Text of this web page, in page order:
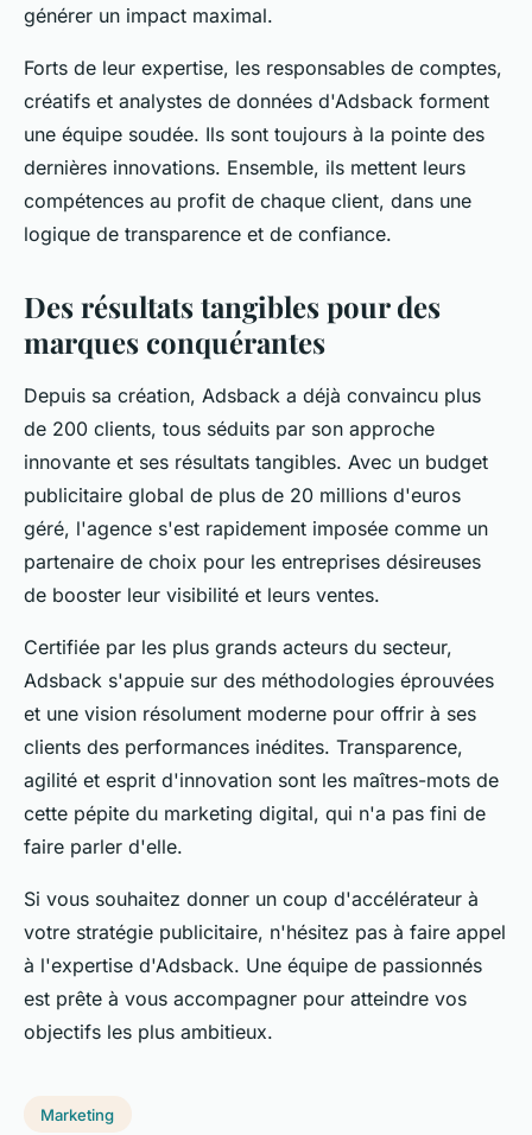
générer un impact maximal.
Forts de leur expertise, les responsables de comptes,
créatifs et analystes de données d'Adsback forment
une équipe soudée. Ils sont toujours à la pointe des
dernières innovations. Ensemble, ils mettent leurs
compétences au profit de chaque client, dans une
logique de transparence et de confiance.
Des résultats tangibles pour des
marques conquérantes
Depuis sa création, Adsback a déjà convaincu plus
de 200 clients, tous séduits par son approche
innovante et ses résultats tangibles. Avec un budget
publicitaire global de plus de 20 millions d'euros
géré, l'agence s'est rapidement imposée comme un
partenaire de choix pour les entreprises désireuses
de booster leur visibilité et leurs ventes.
Certifiée par les plus grands acteurs du secteur,
Adsback s'appuie sur des méthodologies éprouvées
et une vision résolument moderne pour offrir à ses
clients des performances inédites. Transparence,
agilité et esprit d'innovation sont les maîtres-mots de
cette pépite du marketing digital, qui n'a pas fini de
faire parler d'elle.
Si vous souhaitez donner un coup d'accélérateur à
votre stratégie publicitaire, n'hésitez pas à faire appel
à l'expertise d'Adsback. Une équipe de passionnés
est prête à vous accompagner pour atteindre vos
objectifs les plus ambitieux.
Marketing